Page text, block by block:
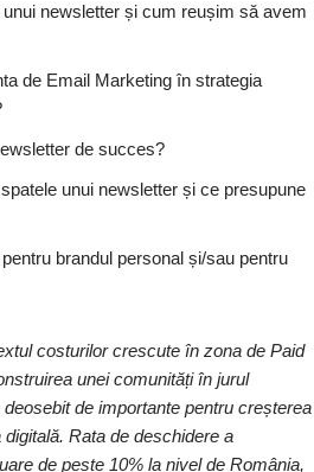
newsletter și cum reușim să avem
de Email Marketing în strategia
de succes?
unui newsletter și ce presupune
brandul personal și/sau pentru
costurilor crescute în zona de Paid
unei comunități în jurul
de importante pentru creșterea
Rata de deschidere a
de peste 10% la nivel de România,